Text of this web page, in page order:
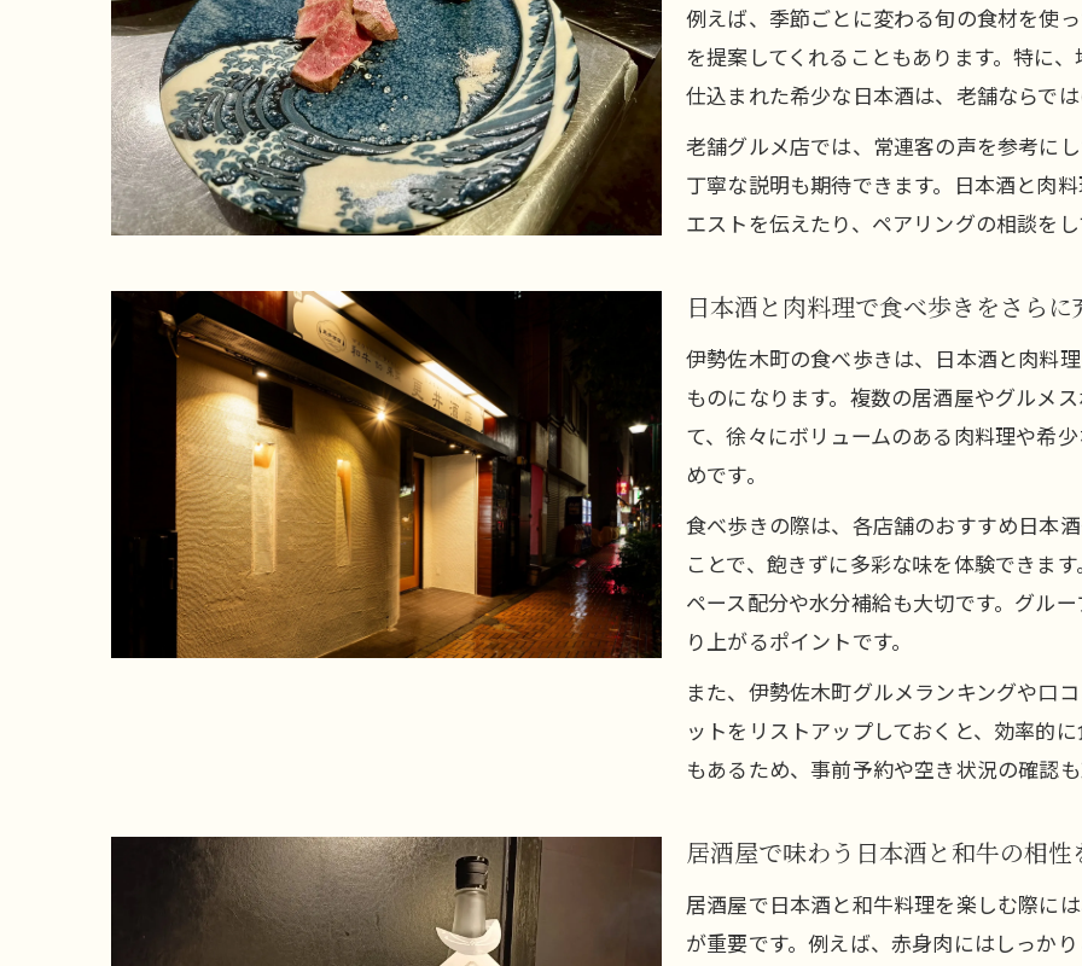
例えば、季節ごとに変わる旬の食材を使
を提案してくれることもあります。特に
仕込まれた希少な日本酒は、老舗ならでは
老舗グルメ店では、常連客の声を参考に
丁寧な説明も期待できます。日本酒と肉
エストを伝えたり、ペアリングの相談をし
日本酒と肉料理で食べ歩きをさらに
伊勢佐木町の食べ歩きは、日本酒と肉料
ものになります。複数の居酒屋やグルメ
て、徐々にボリュームのある肉料理や希
めです。
食べ歩きの際は、各店舗のおすすめ日本
ことで、飽きずに多彩な味を体験できま
ペース配分や水分補給も大切です。グル
り上がるポイントです。
また、伊勢佐木町グルメランキングや口
ットをリストアップしておくと、効率的
もあるため、事前予約や空き状況の確認
居酒屋で味わう日本酒と和牛の相性
居酒屋で日本酒と和牛料理を楽しむ際に
が重要です。例えば、赤身肉にはしっか